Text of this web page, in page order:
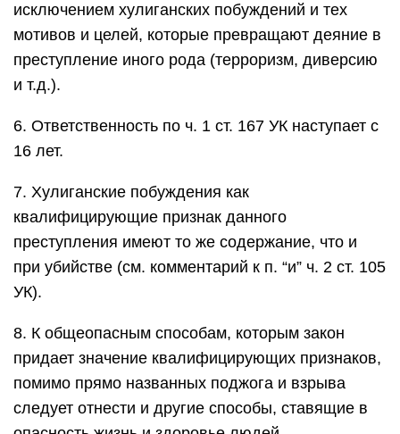
исключением хулиганских побуждений и тех
мотивов и целей, которые превращают деяние в
преступление иного рода (терроризм, диверсию
и т.д.).
6. Ответственность по ч. 1 ст. 167 УК наступает с
16 лет.
7. Хулиганские побуждения как
квалифицирующие признак данного
преступления имеют то же содержание, что и
при убийстве (см. комментарий к п. “и” ч. 2 ст. 105
УК).
8. К общеопасным способам, которым закон
придает значение квалифицирующих признаков,
помимо прямо названных поджога и взрыва
следует отнести и другие способы, ставящие в